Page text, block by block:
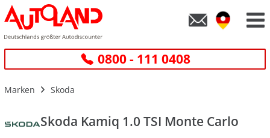
0800 - 111 0408
Marken Skoda
Skoda Kamiq 1.0 TSI Monte Carlo